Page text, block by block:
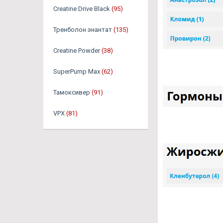
Creatine Drive Black (95)
Тренболон энантат (135)
Creatine Powder (38)
SuperPump Max (62)
Тамоксивер (91)
VPX (81)